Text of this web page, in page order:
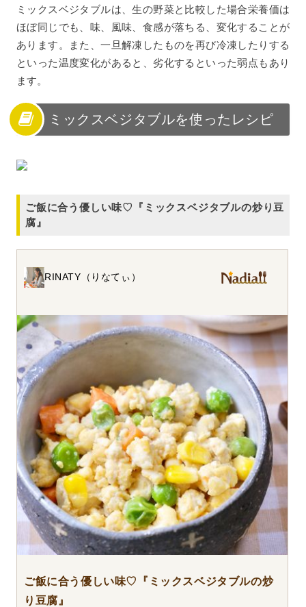
ミックスベジタブルは、生の野菜と比較した場合栄養価は
ほぼ同じでも、味、風味、食感が落ちる、変化することが
あります。また、一旦解凍したものを再び冷凍したりする
といった温度変化があると、劣化するといった弱点もあり
ます。
ミックスベジタブルを使ったレシピ
ご飯に合う優しい味♡『ミックスベジタブルの炒り豆
腐』
RINATY（りなてぃ）
ご飯に合う優しい味♡『ミックスベジタブルの炒
り豆腐』